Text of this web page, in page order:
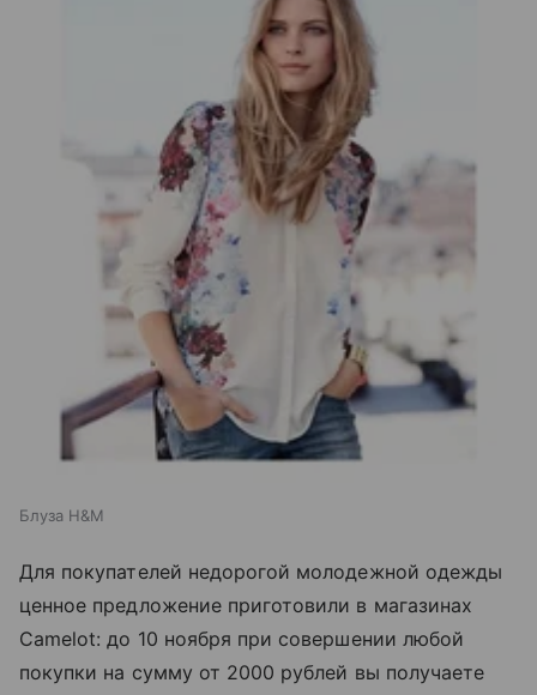
Блуза H&M
Для покупателей недорогой молодежной одежды
ценное предложение приготовили в магазинах
Camelot: до 10 ноября при совершении любой
покупки на сумму от 2000 рублей вы получаете